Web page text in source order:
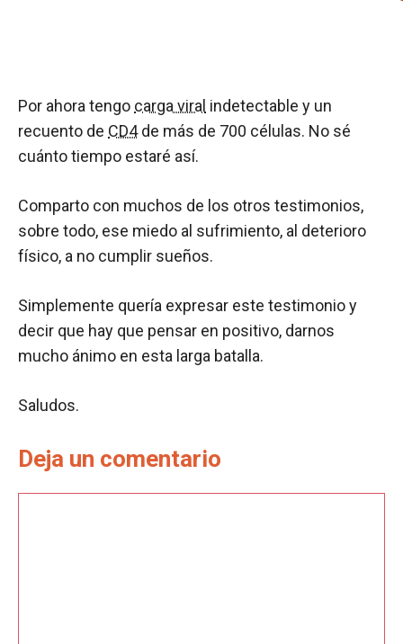
Por ahora tengo carga viral indetectable y un
recuento de CD4de más de 700 células. No sé
cuánto tiempo estaré así.
Comparto con muchos de los otros testimonios,
sobre todo, ese miedo al sufrimiento, al deterioro
físico, a no cumplir sueños.
Simplemente quería expresar este testimonio y
decir que hay que pensar en positivo, darnos
mucho ánimo en esta larga batalla.
Saludos.
Deja un comentario